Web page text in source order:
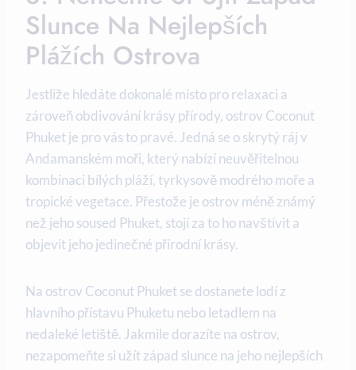
Slunce ‍na Nejlepších
Plážích Ostrova
Jestliže hledáte dokonalé místo pro relaxaci a
zároveň obdivování krásy přírody, ostrov Coconut
Phuket je pro vás‌ to pravé. Jedná se o‍ skrytý ráj ‍v
Andamanském ⁣moři, ​který ‍nabízí neuvěřitelnou
kombinaci bílých pláží, tyrkysově modrého moře a
tropické vegetace. Přestože je ostrov méně​ známý
než jeho soused Phuket, stojí⁢ za to ho navštívit a
objevit jeho jedinečné přírodní krásy.
Na ostrov Coconut Phuket se dostanete lodí⁣ z
hlavního přístavu Phuketu nebo letadlem na
nedaleké letiště. Jakmile dorazíte na ostrov,
nezapomeňte si užít západ slunce na jeho‍ nejlepších